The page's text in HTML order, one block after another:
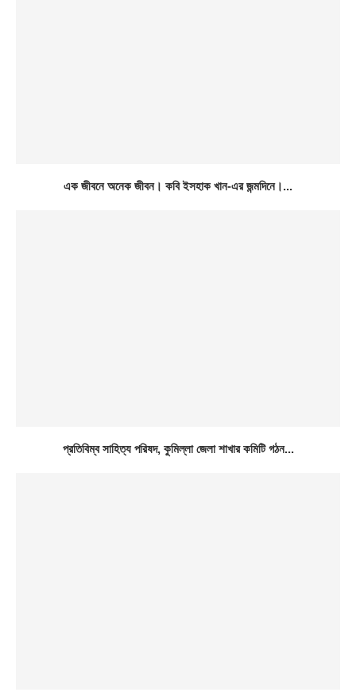
এক জীবনে অনেক জীবন। কবি ইসহাক খান-এর জন্মদিনে।...
প্রতিবিম্ব সাহিত্য পরিষদ, কুমিল্লা জেলা শাখার কমিটি গঠন...